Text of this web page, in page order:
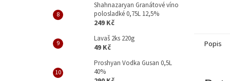
Shahnazaryan Granátové víno
polosladké 0,75L 12,5%
249 Kč
Lavaš 2ks 220g
49 Kč
Proshyan Vodka Gusan 0,5L
40%
Popis